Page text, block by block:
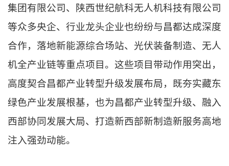
集团有限公司、陕西世纪航科无人机科技有限公司
等众多央企、行业龙头企业也纷纷与昌都达成深度
合作，落地新能源综合场站、光伏装备制造、无人
机全产业链等重点项目。这些项目带动作用突出，
高度契合昌都产业转型升级发展布局，既夯实藏东
绿色产业发展根基，也为昌都产业转型升级、融入
西部协同发展大局、打造新西部新制造新服务高地
注入强劲动能。